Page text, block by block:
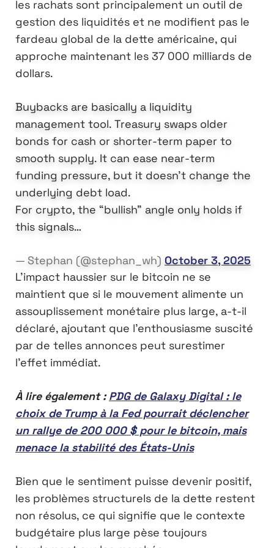
les rachats sont principalement un outil de
gestion des liquidités et ne modifient pas le
fardeau global de la dette américaine, qui
approche maintenant les 37 000 milliards de
dollars.
Buybacks are basically a liquidity
management tool. Treasury swaps older
bonds for cash or shorter-term paper to
smooth supply. It can ease near-term
funding pressure, but it doesn’t change the
underlying debt load.
For crypto, the “bullish” angle only holds if
this signals…
— Stephan (@stephan_wh) October 3, 2025
L’impact haussier sur le bitcoin ne se
maintient que si le mouvement alimente un
assouplissement monétaire plus large, a-t-il
déclaré, ajoutant que l’enthousiasme suscité
par de telles annonces peut surestimer
l’effet immédiat.
À lire également :PDG de Galaxy Digital : le
choix de Trump à la Fed pourrait déclencher
un rallye de 200 000 $ pour le bitcoin, mais
menace la stabilité des États-Unis
Bien que le sentiment puisse devenir positif,
les problèmes structurels de la dette restent
non résolus, ce qui signifie que le contexte
budgétaire plus large pèse toujours